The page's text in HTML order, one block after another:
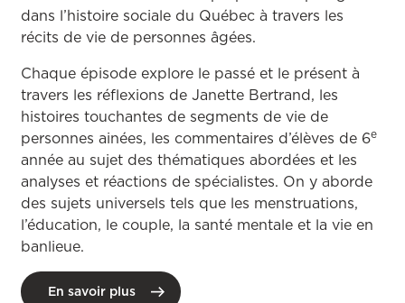
dans l’histoire sociale du Québec à travers les
récits de vie de personnes âgées.
Chaque épisode explore le passé et le présent à
travers les réflexions de Janette Bertrand, les
histoires touchantes de segments de vie de
personnes ainées, les commentaires d’élèves de 6e
année au sujet des thématiques abordées et les
analyses et réactions de spécialistes. On y aborde
des sujets universels tels que les menstruations,
l’éducation, le couple, la santé mentale et la vie en
banlieue.
En savoir plus